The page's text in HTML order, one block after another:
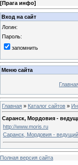
[Прага инфо]
Вход на сайт
Логин:
Пароль:
запомнить
Меню сайта
Главная » Каталог сайтов »
Саранск, Мордовия -
http://www.moris.ru
Саранск, Мордовия -
Полная версия сайта